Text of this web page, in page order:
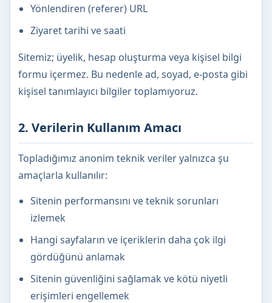
Yönlendiren (referer) URL
Ziyaret tarihi ve saati
Sitemiz; üyelik, hesap oluşturma veya kişisel bilgi
formu içermez. Bu nedenle ad, soyad, e-posta gibi
kişisel tanımlayıcı bilgiler toplamıyoruz.
2. Verilerin Kullanım Amacı
Topladığımız anonim teknik veriler yalnızca şu
amaçlarla kullanılır:
Sitenin performansını ve teknik sorunları
izlemek
Hangi sayfaların ve içeriklerin daha çok ilgi
gördüğünü anlamak
Sitenin güvenliğini sağlamak ve kötü niyetli
erişimleri engellemek